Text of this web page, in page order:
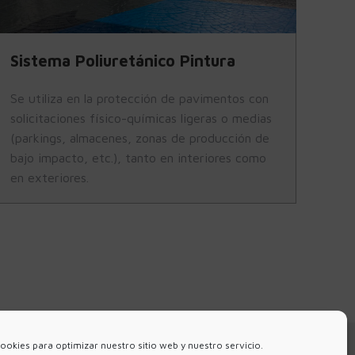
para optimizar nuestro sitio web y nuestro servicio.
Sistema Poliuretánico Pintura
Se utiliza en la protección de pavimentos con
solicitaciones físico-químicas ligeras o medias
(parkings, almacenes, zonas de producción de
bajo impacto, etc.), tanto en interiores como
en exteriores.